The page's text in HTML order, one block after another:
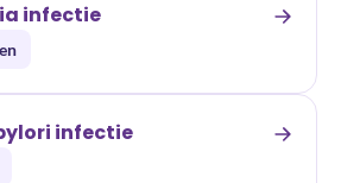
infectie
infectie